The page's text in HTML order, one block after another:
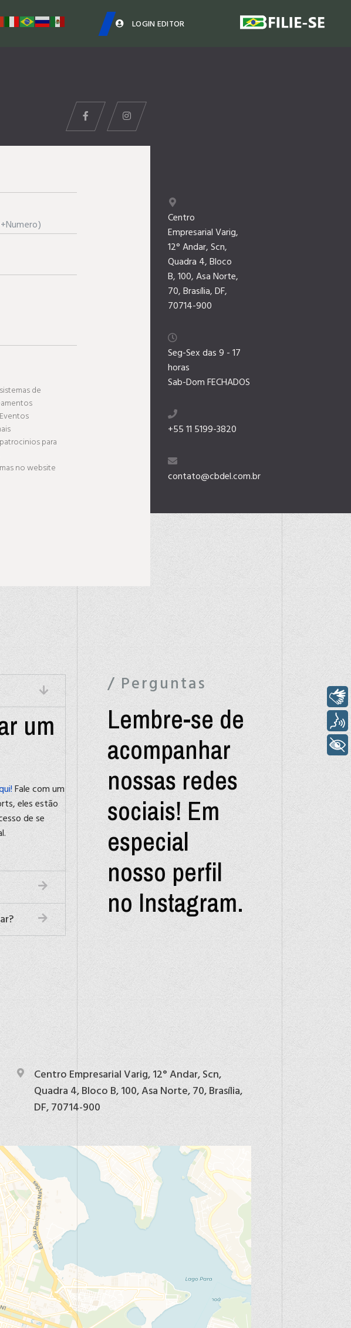
LOGIN EDITOR
fa
fa-
fab
fa-
de
para
no website
Centro
Empresarial Varig,
12° Andar, Scn,
Quadra 4, Bloco
B, 100, Asa Norte,
70, Brasília, DF,
70714-900
Seg-Sex das 9 - 17
horas
Sab-Dom FECHADOS
+55 11 5199-3820
contato@cbdel.com.br
um
Fale com um
eles estão
de se
/ Perguntas
Lembre-se de
acompanhar
nossas redes
sociais! Em
especial
nosso perfil
no Instagram.
Centro Empresarial Varig, 12° Andar, Scn,
Quadra 4, Bloco B, 100, Asa Norte, 70, Brasília,
DF, 70714-900
Libras
+ Acessibilidade